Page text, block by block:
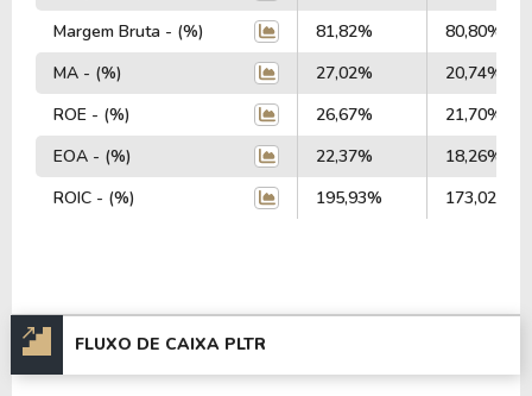
Margem Bruta - (%)
81,82%
80,80%
MA - (%)
27,02%
20,74%
ROE - (%)
26,67%
21,70%
EOA - (%)
22,37%
18,26%
ROIC - (%)
195,93% 173,02%
FLUXO DE CAIXA PLTR